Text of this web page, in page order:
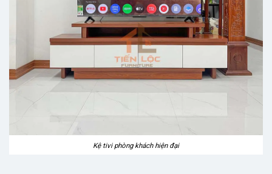
Kệ tivi phòng khách hiện đại